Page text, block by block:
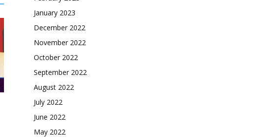
January 2023
December 2022
November 2022
October 2022
September 2022
August 2022
July 2022
June 2022
May 2022